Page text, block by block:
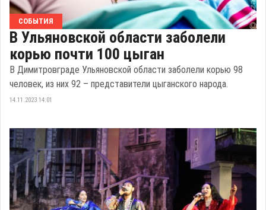
СОБЫТИЯ
В Ульяновской области заболели
корью почти 100 цыган
В Димитровграде Ульяновской области заболели корью 98
человек, из них 92 – представители цыганского народа.
14.11.2023 14:01